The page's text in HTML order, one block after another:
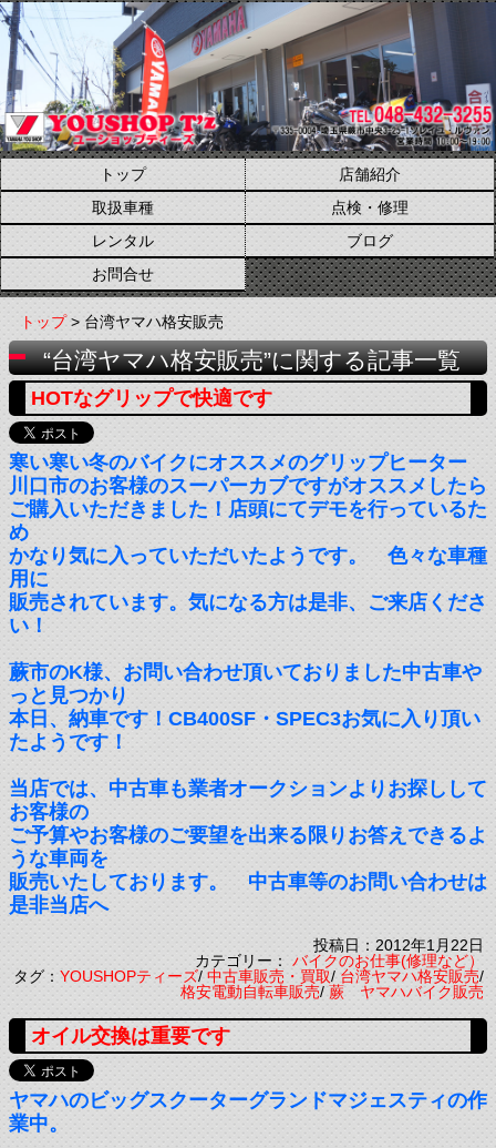
トップ
店舗紹介
取扱車種
点検・修理
レンタル
ブログ
お問合せ
トップ> 台湾ヤマハ格安販売
“台湾ヤマハ格安販売”に関する記事一覧
HOTなグリップで快適です
寒い寒い冬のバイクにオススメのグリップヒーター
川口市のお客様のスーパーカブですがオススメしたら
ご購入いただきました！店頭にてデモを行っているた
め
かなり気に入っていただいたようです。 色々な車種
用に
販売されています。気になる方は是非、ご来店くださ
い！
蕨市のK様、お問い合わせ頂いておりました中古車や
っと見つかり
本日、納車です！CB400SF・SPEC3お気に入り頂い
たようです！
当店では、中古車も業者オークションよりお探しして
お客様の
ご予算やお客様のご要望を出来る限りお答えできるよ
うな車両を
販売いたしております。 中古車等のお問い合わせは
是非当店へ
投稿日：2012年1月22日
カテゴリー：バイクのお仕事(修理など）
タグ：YOUSHOPティーズ/中古車販売・買取/台湾ヤマハ格安販売/
格安電動自転車販売/蕨 ヤマハバイク販売
オイル交換は重要です
ヤマハのビッグスクーターグランドマジェスティの作
業中。